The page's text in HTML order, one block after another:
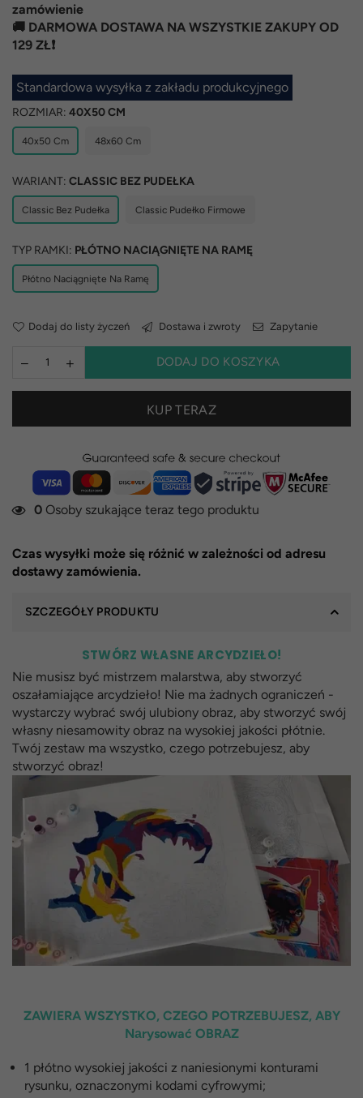
zamówienie
🚚 DARMOWA DOSTAWA NA WSZYSTKIE ZAKUPY OD
129 ZŁ❗
Standardowa wysyłka z zakładu produkcyjnego
ROZMIAR: 40X50 CM
40x50 Cm 48x60 Cm
WARIANT: CLASSIC BEZ PUDEŁKA
Classic Bez Pudełka Classic Pudełko Firmowe
TYP RAMKI: PŁÓTNO NACIĄGNIĘTE NA RAMĘ
Płótno Naciągnięte Na Ramę
Dodaj do listy życzeń Dostawa i zwroty Zapytanie
DODAJ DO KOSZYKA
KUP TERAZ
0 Osoby szukające teraz tego produktu
Czas wysyłki może się różnić w zależności od adresu
dostawy zamówienia.
SZCZEGÓŁY PRODUKTU
STWÓRZ WŁASNE ARCYDZIEŁO!
Nie musisz być mistrzem malarstwa, aby stworzyć
oszałamiające arcydzieło! Nie ma żadnych ograniczeń -
wystarczy wybrać swój ulubiony obraz, aby stworzyć swój
własny niesamowity obraz na wysokiej jakości płótnie.
Twój zestaw ma wszystko, czego potrzebujesz, aby
stworzyć obraz!
ZAWIERA WSZYSTKO, CZEGO POTRZEBUJESZ, ABY
Nаrysować OBRAZ
1 płótno wysokiej jakości z naniesionymi konturami
rysunku, oznaczonymi kodami cyfrowymi;